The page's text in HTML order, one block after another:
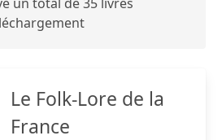
Le Folk-Lore de la
France